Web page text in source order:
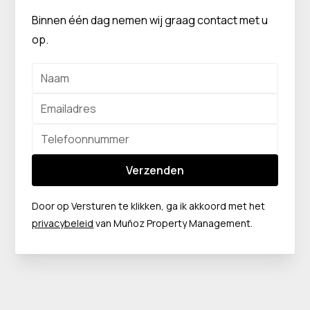
Binnen één dag nemen wij graag contact met u
op.
Verzenden
Door op Versturen te klikken, ga ik akkoord met het
privacybeleid van Muñoz Property Management.